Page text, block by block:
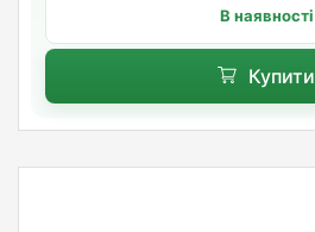
В наявності
Купити